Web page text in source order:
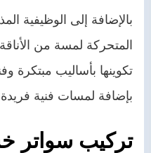
بالإضافة إلى الوظيفية
المتحركة لمسة من
تكوينها بأساليب مبتكرة
بإضافة لمسات فنية
تركيب سواتر